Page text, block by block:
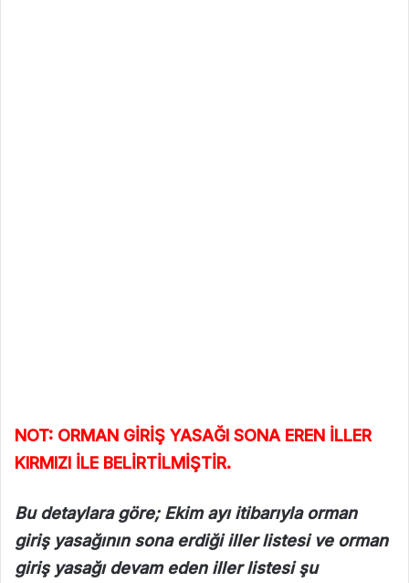
NOT: ORMAN GİRİŞ YASAĞI SONA EREN İLLER
KIRMIZI İLE BELİRTİLMİŞTİR.
Bu detaylara göre; Ekim ayı itibarıyla orman
giriş yasağının sona erdiği iller listesi ve orman
giriş yasağı devam eden iller listesi şu